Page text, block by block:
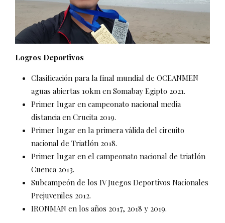
Logros Deportivos
Clasificación para la final mundial de OCEANMEN
aguas abiertas 10km en Somabay Egipto 2021.
Primer lugar en campeonato nacional media
distancia en Crucita 2019.
Primer lugar en la primera válida del circuito
nacional de Triatlón 2018.
Primer lugar en el campeonato nacional de triatlón
Cuenca 2013.
Subcampeón de los IV Juegos Deportivos Nacionales
Prejuveniles 2012.
IRONMAN en los años 2017, 2018 y 2019.